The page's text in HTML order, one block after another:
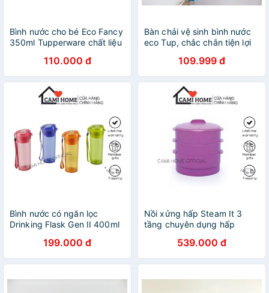
Bình nước cho bé Eco Fancy
350ml Tupperware chất liệu
110.000 đ
Bàn chải vệ sinh bình nước
eco Tup, chắc chắn tiện lợi
109.999 đ
Bình nước có ngăn lọc
Drinking Flask Gen II 400ml
gài tiện lợi hàng chính hãng
199.000 đ
Nồi xửng hấp Steam It 3
tầng chuyên dụng hấp
Tupperware bảo hành trọn
đời
539.000 đ